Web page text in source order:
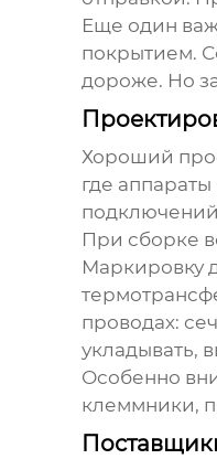
Еще один
покрытием.
дороже. Но
Хороший
где
подключений
При сборке
Маркировку
проводах:
укладывать,
Особенно
клеммники,